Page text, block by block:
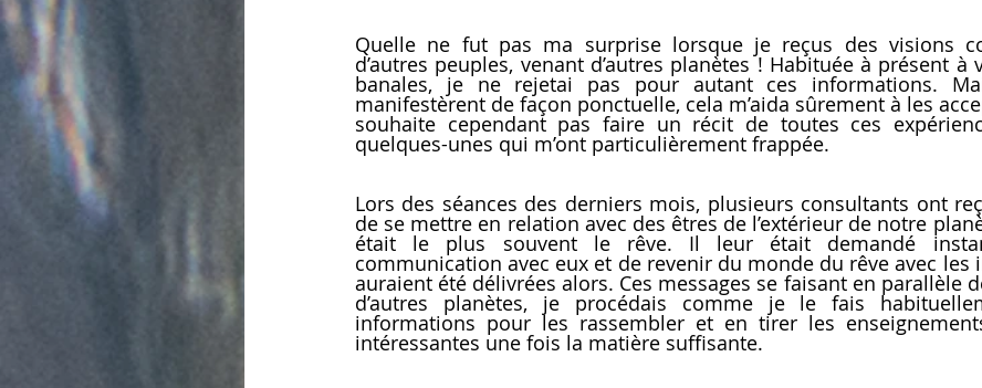
Quelle ne fut pas ma surprise lorsque je reçus des visions
d’autres peuples, venant d’autres planètes ! Habituée à présent à
banales, je ne rejetai pas pour autant ces informations.
manifestèrent de façon ponctuelle, cela m’aida sûrement à les
souhaite cependant pas faire un récit de toutes ces
quelques-unes qui m’ont particulièrement frappée.
Lors des séances des derniers mois, plusieurs consultants ont
de se mettre en relation avec des êtres de l’extérieur de notre
était le plus souvent le rêve. Il leur était demandé
communication avec eux et de revenir du monde du rêve avec
auraient été délivrées alors. Ces messages se faisant en parallèle
d’autres planètes, je procédais comme je le fais
informations pour les rassembler et en tirer les
intéressantes une fois la matière suffisante.